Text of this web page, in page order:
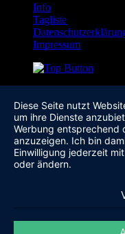
Info
Tagliste
Impressum
Diese Seite nutzt
um ihre Dienste
Werbung entsprechend
anzuzeigen. Ich bin
Einwilligung jederzeit
oder ändern.